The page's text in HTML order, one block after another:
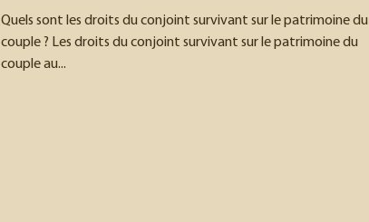
Quels sont les droits du conjoint survivant sur le patrimoine du
couple ? Les droits du conjoint survivant sur le patrimoine du
couple au...